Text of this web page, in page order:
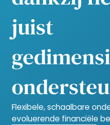
juist
Flexibele, schaalbare
evoluerende financiële